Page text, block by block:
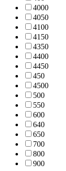
4000
4050
4100
4150
4350
4400
4450
450
4500
500
550
600
640
650
700
800
900